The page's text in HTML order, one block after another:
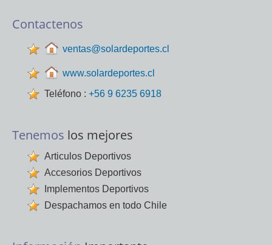
Contactenos
ventas@solardeportes.cl
www.solardeportes.cl
Teléfono : +56 9 6235 6918
Tenemos los mejores
Articulos Deportivos
Accesorios Deportivos
Implementos Deportivos
Despachamos en todo Chile